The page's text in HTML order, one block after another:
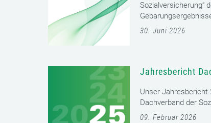
Sozialversicherung“
30. Juni 2026
Jahresbericht
Unser Jahresbericht
Dachverband der
09. Februar 2026